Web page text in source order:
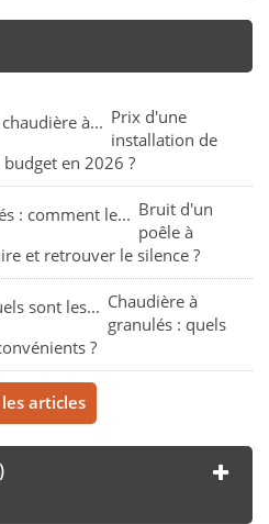
Prix d'une
installation de
en 2026 ?
Bruit d'un
poêle à
et retrouver le silence ?
Chaudière à
granulés : quels
?
articles